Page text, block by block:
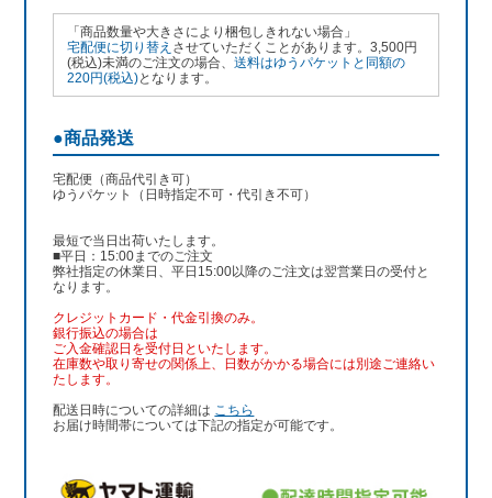
「商品数量や大きさにより梱包しきれない場合」
宅配便に切り替え させていただくことがあります。3,500円
(税込)未満のご注文の場合、送料はゆうパケットと同額の
220円(税込)となります。
●商品発送
宅配便（商品代引き可）
ゆうパケット（日時指定不可・代引き不可）
最短で当日出荷いたします。
■平日：15:00までのご注文
弊社指定の休業日、平日15:00以降のご注文は翌営業日の受付と
なります。
クレジットカード・代金引換のみ。
銀行振込の場合は
ご入金確認日を受付日といたします。
在庫数や取り寄せの関係上、日数がかかる場合には別途ご連絡い
たします。
配送日時についての詳細は こちら
お届け時間帯については下記の指定が可能です。